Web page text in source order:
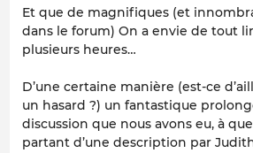
Et que de magnifiques (et
dans le forum) On a envie de tout
plusieurs heures…
D’une certaine manière (est-ce
un hasard ?) un fantastique
discussion que nous avons eu, à
partant d’une description par